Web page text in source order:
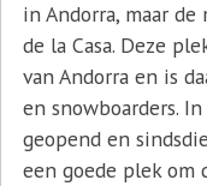
in Andorra, maar
de la Casa. Deze
van Andorra en is
en snowboarders.
geopend en
een goede plek om